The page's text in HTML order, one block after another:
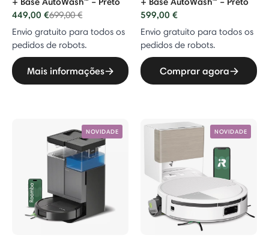
449,00 €Price reduced from
699,00 €to
Envio gratuito para todos os
pedidos de robots.
Mais informações
599,00 €
Envio gratuito para todos os
pedidos de robots.
Comprar agora
NOVIDADE NOVIDADE